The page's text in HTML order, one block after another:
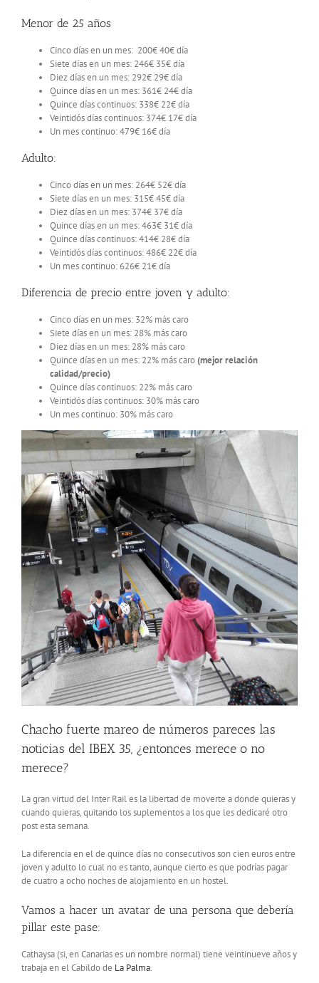
Menor de 25 años
Cinco días en un mes: 200€ 40€ día
Siete días en un mes: 246€ 35€ día
Diez días en un mes: 292€ 29€ día
Quince días en un mes: 361€ 24€ día
Quince días continuos: 338€ 22€ día
Veintidós días continuos: 374€ 17€ día
Un mes continuo: 479€ 16€ día
Adulto:
Cinco días en un mes: 264€ 52€ día
Siete días en un mes: 315€ 45€ día
Diez días en un mes: 374€ 37€ día
Quince días en un mes: 463€ 31€ día
Quince días continuos: 414€ 28€ día
Veintidós días continuos: 486€ 22€ día
Un mes continuo: 626€ 21€ día
Diferencia de precio entre joven y adulto:
Cinco días en un mes: 32% más caro
Siete días en un mes: 28% más caro
Diez días en un mes: 28% más caro
Quince días en un mes: 22% más caro(mejor relación
calidad/precio)
Quince días continuos: 22% más caro
Veintidós días continuos: 30% más caro
Un mes continuo: 30% más caro
Chacho fuerte mareo de números pareces las
noticias del IBEX 35, ¿entonces merece o no
merece?
La gran virtud del Inter Rail es la libertad de moverte a donde quieras y
cuando quieras, quitando los suplementos a los que les dedicaré otro
post esta semana.
La diferencia en el de quince días no consecutivos son cien euros entre
joven y adulto lo cual no es tanto, aunque cierto es que podrías pagar
de cuatro a ocho noches de alojamiento en un hostel.
Vamos a hacer un avatar de una persona que debería
pillar este pase:
Cathaysa (si, en Canarias es un nombre normal) tiene veintinueve años y
trabaja en el Cabildo de La Palma.